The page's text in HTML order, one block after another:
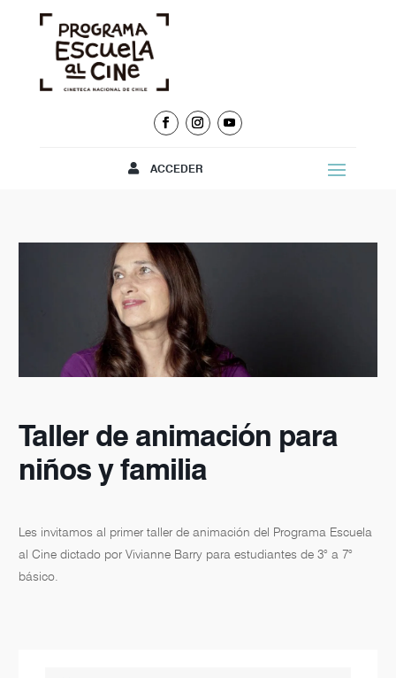
ACCEDER
Taller de animación para
niños y familia
Les invitamos al primer taller de animación del Programa Escuela
al Cine dictado por Vivianne Barry para estudiantes de 3° a 7°
básico.